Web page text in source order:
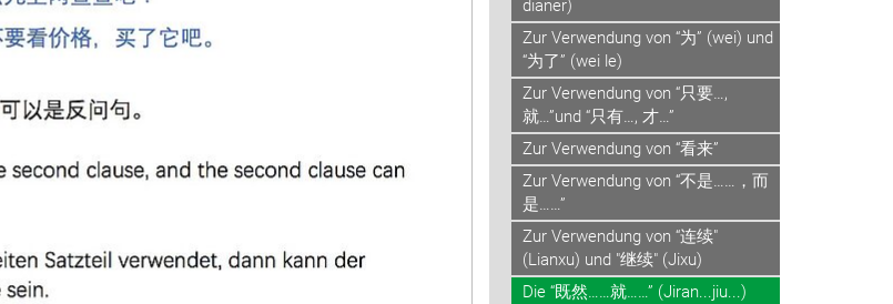
dianer)
Zur Verwendung von “为” (wei) und
“为了” (wei le)
Zur Verwendung von “只要…,
就…”und “只有…, 才…”
Zur Verwendung von “看来”
Zur Verwendung von “不是……，而
是……”
Zur Verwendung von “连续"
(Lianxu) und "继续" (Jixu)
Die “既然……就……” (Jiran...jiu...)